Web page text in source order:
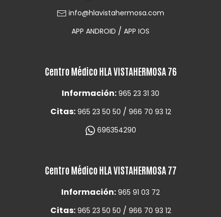
info@hlavistahermosa.com
APP ANDROID / APP IOS
Centro Médico HLA VISTAHERMOSA 76
Información: 965 23 31 30
Citas: 965 23 50 50 / 966 70 93 12
696354290
Centro Médico HLA VISTAHERMOSA 77
Información: 965 91 03 72
Citas: 965 23 50 50 / 966 70 93 12